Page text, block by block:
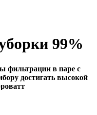
99%
фильтрации в паре с
достигать высокой